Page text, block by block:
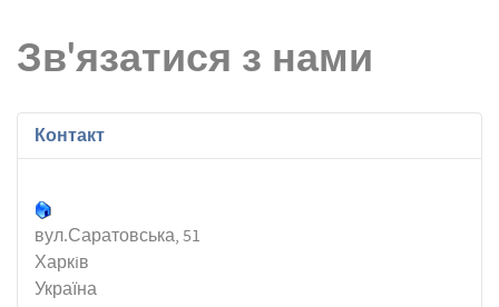
Зв'язатися з нами
Контакт
вул.Саратовська, 51
Харкiв
Україна